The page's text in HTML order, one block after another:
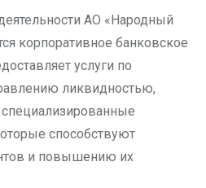
АО «Народный
корпоративное банковское
услуги по
ликвидностью,
способствуют
и повышению их